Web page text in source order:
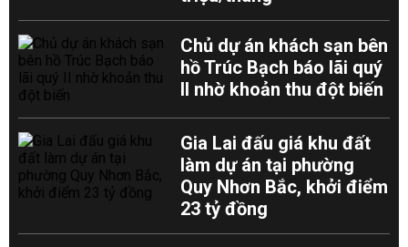
Chủ dự án khách sạn bên
hồ Trúc Bạch báo lãi quý
II nhờ khoản thu đột biến
Gia Lai đấu giá khu đất
làm dự án tại phường
Quy Nhơn Bắc, khởi điểm
23 tỷ đồng